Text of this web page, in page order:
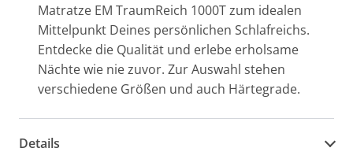
Matratze EM TraumReich 1000T zum idealen
Mittelpunkt Deines persönlichen Schlafreichs.
Entdecke die Qualität und erlebe erholsame
Nächte wie nie zuvor. Zur Auswahl stehen
verschiedene Größen und auch Härtegrade.
Details